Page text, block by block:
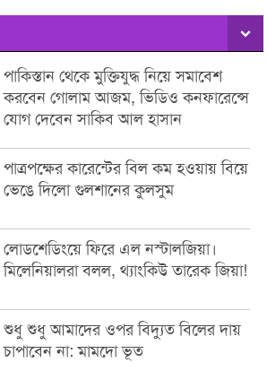
পাকিস্তান থেকে মুক্তিযুদ্ধ নিয়ে সমাবেশ
করবেন গোলাম আজম, ভিডিও কনফারেন্সে
যোগ দেবেন সাকিব আল হাসান
পাত্রপক্ষের কারেন্টের বিল কম হওয়ায় বিয়ে
ভেঙে দিলো গুলশানের কুলসুম
লোডশেডিংয়ে ফিরে এল নস্টালজিয়া।
মিলেনিয়ালরা বলল, থ্যাংকিউ তারেক জিয়া!
শুধু শুধু আমাদের ওপর বিদ্যুত বিলের দায়
চাপাবেন না: মামদো ভূত